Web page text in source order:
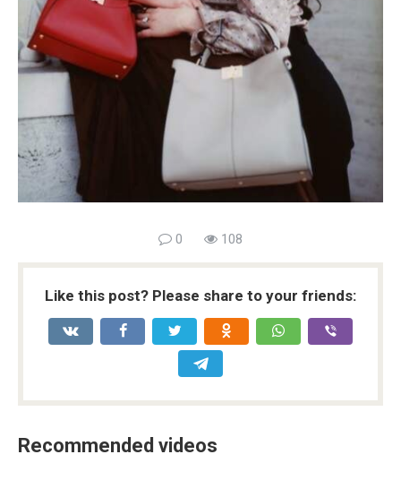
0 108
Like this post? Please share to your friends:
Recommended videos